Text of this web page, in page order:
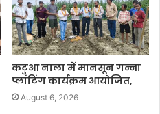
कटुआ नाला में मानसून गन्ना
प्लांटिंग कार्यक्रम आयोजित,
August 6, 2026